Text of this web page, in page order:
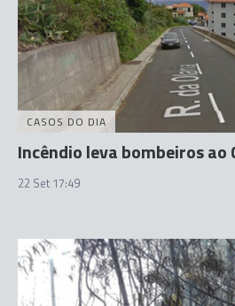
CASOS DO DIA
Incêndio leva bombeiros ao
22 Set 17:49